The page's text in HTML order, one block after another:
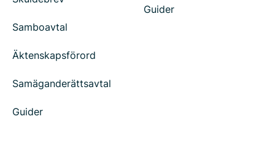
Samboavtal
Äktenskapsförord
Samäganderättsavtal
Guider
Guider